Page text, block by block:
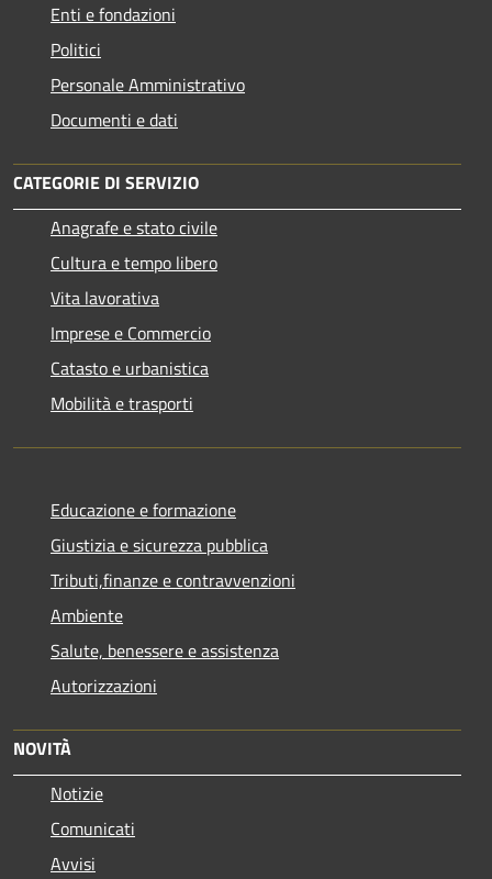
Enti e fondazioni
Politici
Personale Amministrativo
Documenti e dati
CATEGORIE DI SERVIZIO
Anagrafe e stato civile
Cultura e tempo libero
Vita lavorativa
Imprese e Commercio
Catasto e urbanistica
Mobilità e trasporti
Educazione e formazione
Giustizia e sicurezza pubblica
Tributi,finanze e contravvenzioni
Ambiente
Salute, benessere e assistenza
Autorizzazioni
NOVITÀ
Notizie
Comunicati
Avvisi